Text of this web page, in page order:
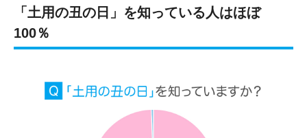
「土用の丑の日」を知っている人はほぼ
100％